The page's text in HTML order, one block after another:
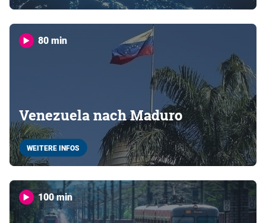
80 min
Venezuela nach Maduro
WEITERE INFOS
100 min